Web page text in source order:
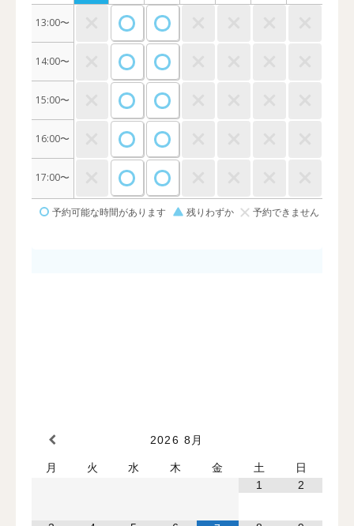
2026 8月
月 火 水 木 金 土
日
1
2